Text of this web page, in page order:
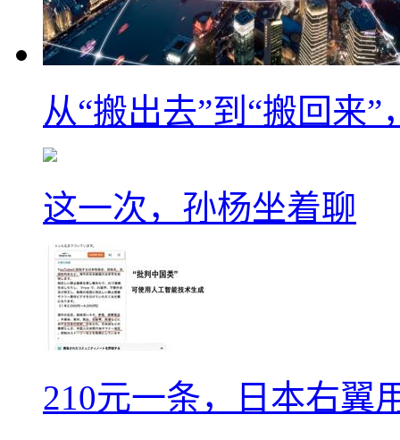
从“搬出去”到“搬回来
这一次，孙杨坐着聊
210元一条，日本右翼